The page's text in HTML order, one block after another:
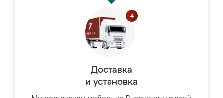
Доставка
и установка